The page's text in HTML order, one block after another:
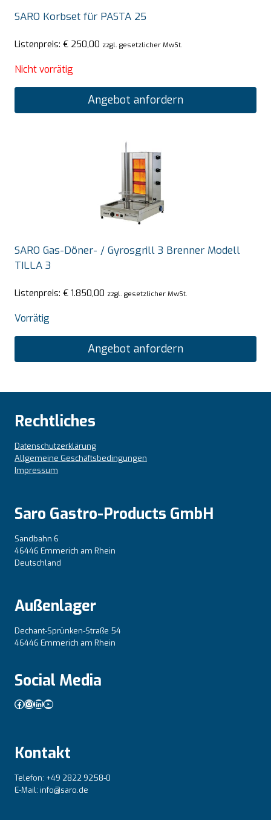
SARO Korbset für PASTA 25
Listenpreis: € 250,00 zzgl. gesetzlicher MwSt.
Nicht vorrätig
Angebot anfordern
SARO Gas-Döner- / Gyrosgrill 3 Brenner Modell
TILLA 3
Listenpreis: € 1.850,00 zzgl. gesetzlicher MwSt.
Vorrätig
Angebot anfordern
Rechtliches
Datenschutzerklärung
Allgemeine Geschäftsbedingungen
Impressum
Saro Gastro-Products GmbH
Sandbahn 6
46446 Emmerich am Rhein
Deutschland
Außenlager
Dechant-Sprünken-Straße 54
46446 Emmerich am Rhein
Social Media
Facebook
Instagram
LinkedIn
YouTube
Kontakt
Telefon: +49 2822 9258-0
E-Mail: info@saro.de